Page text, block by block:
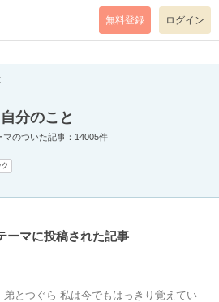
code=0 mode=return level=notice
無料登録 ログイン
自分のこと
マのついた記事：14005件
ーマに投稿された記事
とつぐら 私は今でもはっきり覚えてい